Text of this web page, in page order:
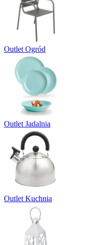
Outlet Ogród
Outlet Jadalnia
Outlet Kuchnia